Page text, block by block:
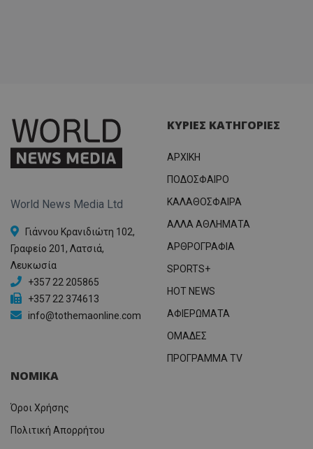
World News Media Ltd
Γιάννου Κρανιδιώτη 102,
Γραφείο 201, Λατσιά,
Λευκωσία
+357 22 205865
+357 22 374613
info@tothemaonline.com
ΚΥΡΙΕΣ ΚΑΤΗΓΟΡΙΕΣ
ΑΡΧΙΚΗ
ΠΟΔΟΣΦΑΙΡΟ
ΚΑΛΑΘΟΣΦΑΙΡΑ
ΑΛΛΑ ΑΘΛΗΜΑΤΑ
ΑΡΘΡΟΓΡΑΦΙΑ
SPORTS+
HOT NEWS
ΑΦΙΕΡΩΜΑΤΑ
ΟΜΑΔΕΣ
ΠΡΟΓΡΑΜΜΑ TV
ΝΟΜΙΚΑ
Όροι Χρήσης
Πολιτική Απορρήτου